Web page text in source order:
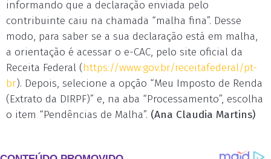
informando que a declaração enviada pelo
contribuinte caiu na chamada “malha fina”. Desse
modo, para saber se a sua declaração está em malha,
a orientação é acessar o e-CAC, pelo site oficial da
Receita Federal (https://www.gov.br/receitafederal/pt-
br). Depois, selecione a opção “Meu Imposto de Renda
(Extrato da DIRPF)” e, na aba “Processamento”, escolha
o item “Pendências de Malha”. (Ana Claudia Martins)